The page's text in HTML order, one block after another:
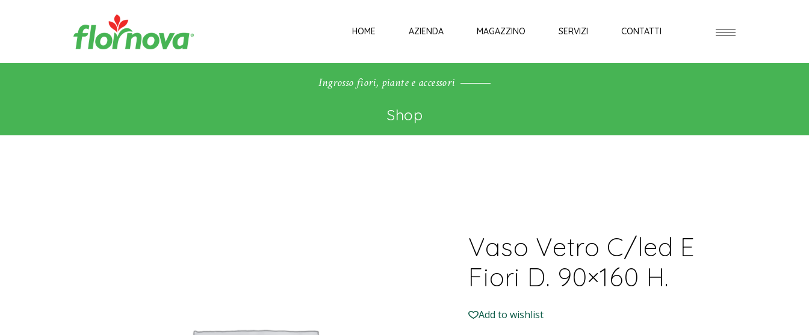
HOME AZIENDA MAGAZZINO SERVIZI CONTATTI
Ingrosso fiori, piante e accessori
Shop
Vaso Vetro C/led E
Fiori D. 90×160 H.
Add to wishlist